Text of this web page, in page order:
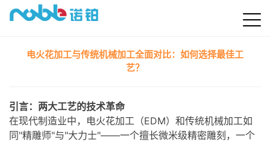
电火花加工与传统机械加工全面对比：如何选择最佳工
艺？
引言：两大工艺的技术革命
在现代制造业中，电火花加工（EDM）和传统机械加工如
同"精雕师"与"大力士"——一个擅长微米级精密雕刻，一个